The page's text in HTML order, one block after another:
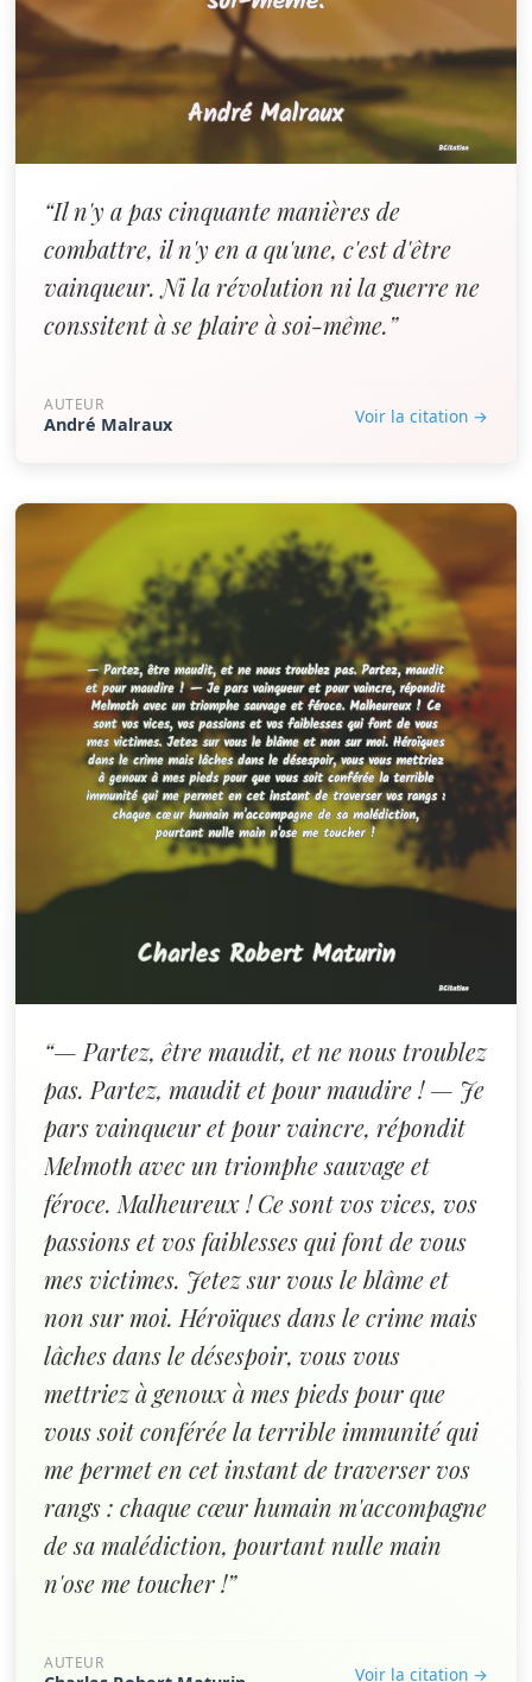
“Il n'y a pas cinquante manières de
combattre, il n'y en a qu'une, c'est d'être
vainqueur. Ni la révolution ni la guerre ne
conssitent à se plaire à soi-même.”
AUTEUR
André Malraux Voir la citation →
“— Partez, être maudit, et ne nous troublez
pas. Partez, maudit et pour maudire ! — Je
pars vainqueur et pour vaincre, répondit
Melmoth avec un triomphe sauvage et
féroce. Malheureux ! Ce sont vos vices, vos
passions et vos faiblesses qui font de vous
mes victimes. Jetez sur vous le blâme et
non sur moi. Héroïques dans le crime mais
lâches dans le désespoir, vous vous
mettriez à genoux à mes pieds pour que
vous soit conférée la terrible immunité qui
me permet en cet instant de traverser vos
rangs : chaque cœur humain m'accompagne
de sa malédiction, pourtant nulle main
n'ose me toucher !”
AUTEUR Voir la citation →